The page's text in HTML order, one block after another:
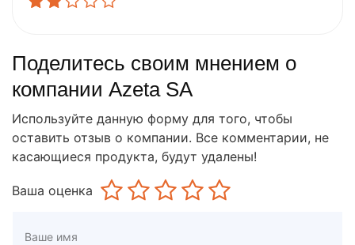
Поделитесь своим мнением о
компании Azeta SA
Используйте данную форму для того, чтобы
оставить отзыв о компании. Все комментарии, не
касающиеся продукта, будут удалены!
Ваша оценка